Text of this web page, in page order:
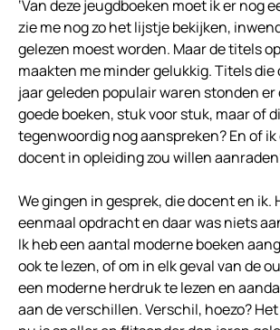
‘Van deze jeugdboeken moet ik er nog
zie me nog zo het lijstje bekijken,
gelezen moest worden. Maar de titels
maakten me minder gelukkig. Titels die
jaar geleden populair waren stonden er
goede boeken, stuk voor stuk, maar of
tegenwoordig nog aanspreken? En of
docent in opleiding zou willen
We gingen in gesprek, die docent en ik.
eenmaal opdracht en daar was niets
Ik heb een aantal moderne boeken
ook te lezen, of om in elk geval van de
een moderne herdruk te lezen en
aan de verschillen. Verschil, hoezo?